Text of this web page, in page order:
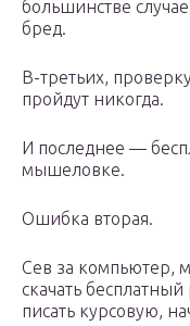
большинстве
бред.
В-третьих,
пройдут никогда.
И последнее —
мышеловке.
Ошибка вторая.
Сев за компьютер,
скачать
писать курсовую,